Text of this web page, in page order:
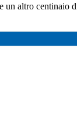
altro centinaio